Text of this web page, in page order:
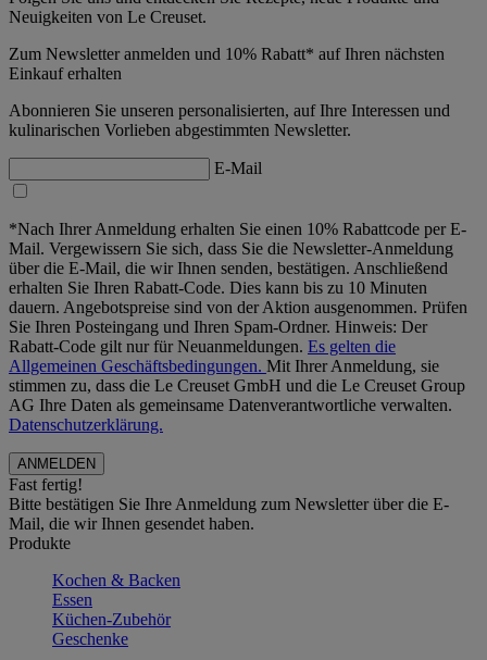
Neuigkeiten von Le Creuset.
Zum Newsletter anmelden und 10% Rabatt* auf Ihren nächsten
Einkauf erhalten
Abonnieren Sie unseren personalisierten, auf Ihre Interessen und
kulinarischen Vorlieben abgestimmten Newsletter.
E-Mail
*Nach Ihrer Anmeldung erhalten Sie einen 10% Rabattcode per E-
Mail. Vergewissern Sie sich, dass Sie die Newsletter-Anmeldung
über die E-Mail, die wir Ihnen senden, bestätigen. Anschließend
erhalten Sie Ihren Rabatt-Code. Dies kann bis zu 10 Minuten
dauern. Angebotspreise sind von der Aktion ausgenommen. Prüfen
Sie Ihren Posteingang und Ihren Spam-Ordner. Hinweis: Der
Rabatt-Code gilt nur für Neuanmeldungen. Es gelten die
Allgemeinen Geschäftsbedingungen. Mit Ihrer Anmeldung, sie
stimmen zu, dass die Le Creuset GmbH und die Le Creuset Group
AG Ihre Daten als gemeinsame Datenverantwortliche verwalten.
Datenschutzerklärung.
Fast fertig!
Bitte bestätigen Sie Ihre Anmeldung zum Newsletter über die E-
Mail, die wir Ihnen gesendet haben.
Produkte
Kochen & Backen
Essen
Küchen-Zubehör
Geschenke